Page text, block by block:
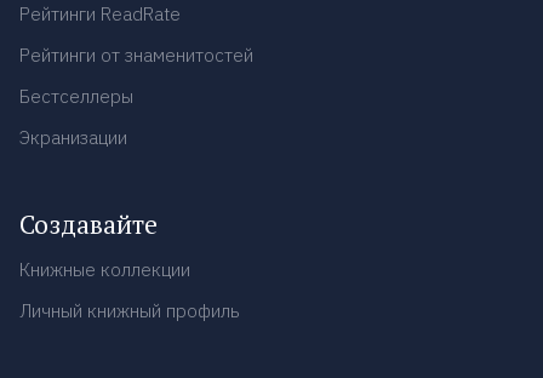
Рейтинги ReadRate
Рейтинги от знаменитостей
Бестселлеры
Экранизации
Создавайте
Книжные коллекции
Личный книжный профиль